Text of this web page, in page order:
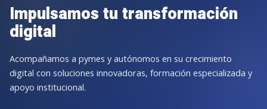
Impulsamos tu transformación
digital
Acompañamos a pymes y autónomos en su crecimiento
digital con soluciones innovadoras, formación especializada y
apoyo institucional.